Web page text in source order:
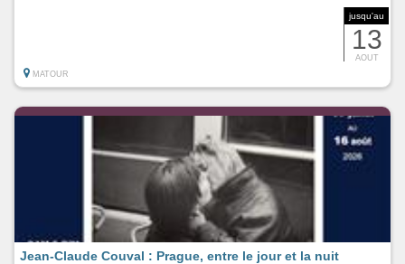
jusqu'au
13
AOUT
MATOUR
Jean-Claude Couval : Prague, entre le jour et la nuit